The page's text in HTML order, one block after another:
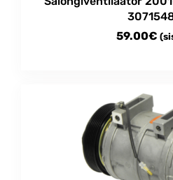
59.00€